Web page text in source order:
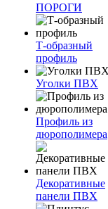
ПОРОГИ
Т-образный
профиль
Уголки ПВХ
Профиль из
дюрополимера
Декоративные
панели ПВХ